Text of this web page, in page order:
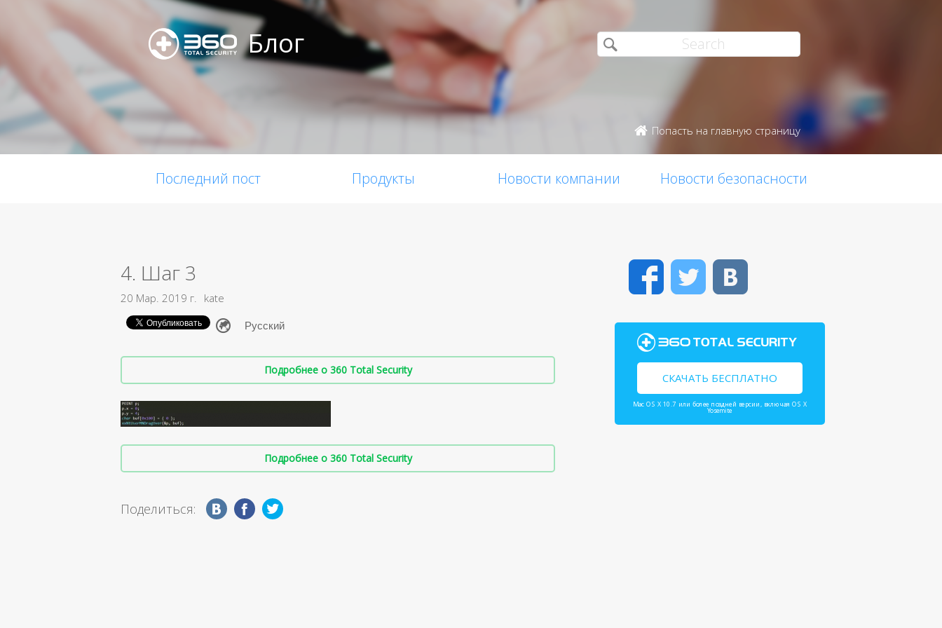
Блог
Попасть на главную страницу
Последний пост Продукты Новости компании Новости безопасности
4. Шаг 3
20 Мар. 2019 г. kate
Подробнее о 360 Total Security
Подробнее о 360 Total Security
Поделиться:
FacebookTwitter
СКАЧАТЬ БЕСПЛАТНО
Mac OS X 10.7 или более поздней версии, включая OS X
Yosemite